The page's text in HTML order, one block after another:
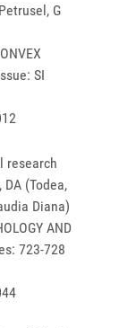
G
SI
research
(Todea,
Diana)
AND
723-728